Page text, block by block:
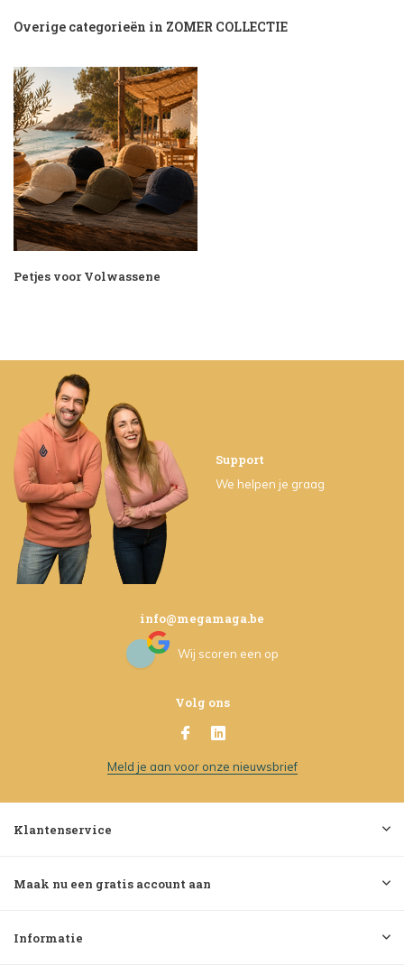
Overige categorieën in ZOMER COLLECTIE
Petjes voor Volwassene
Support
We helpen je graag
info@megamaga.be
Wij scoren een op
Volg ons
Meld je aan voor onze nieuwsbrief
Klantenservice
Maak nu een gratis account aan
Informatie